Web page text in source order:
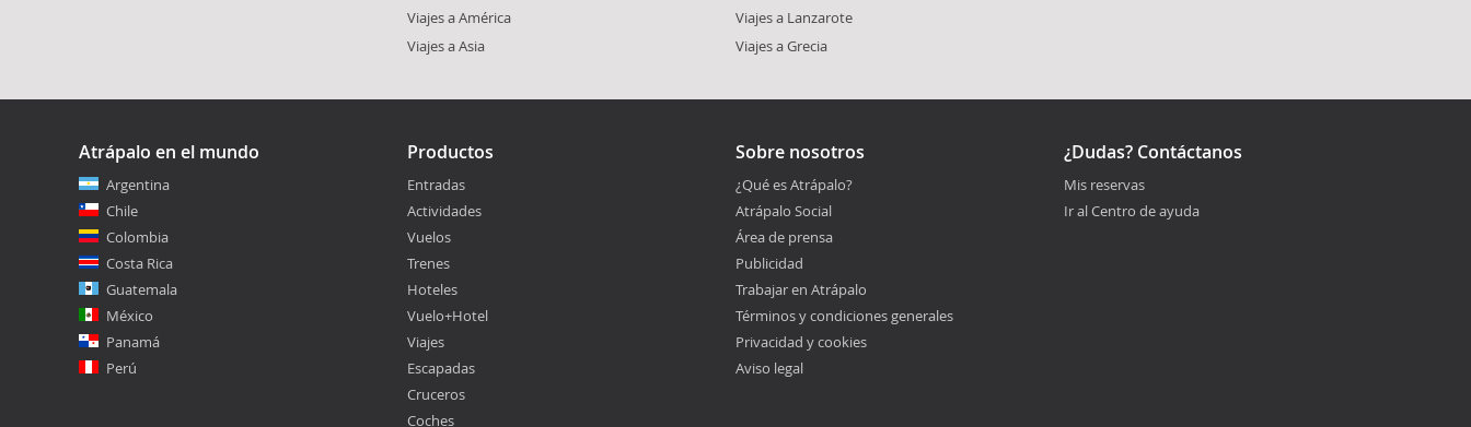
Viajes a América
Viajes a Asia
Viajes a Lanzarote
Viajes a Grecia
Atrápalo en el mundo
Argentina
Chile
Colombia
Costa Rica
Guatemala
México
Panamá
Perú
Productos
Entradas
Actividades
Vuelos
Trenes
Hoteles
Vuelo+Hotel
Viajes
Escapadas
Cruceros
Coches
Sobre nosotros
¿Qué es Atrápalo?
Atrápalo Social
Área de prensa
Publicidad
Trabajar en Atrápalo
Términos y condiciones generales
Privacidad y cookies
Aviso legal
¿Dudas? Contáctanos
Mis reservas
Ir al Centro de ayuda